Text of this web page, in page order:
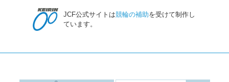
JCF公式サイトは競輪の補助を受けて制作し
ています。